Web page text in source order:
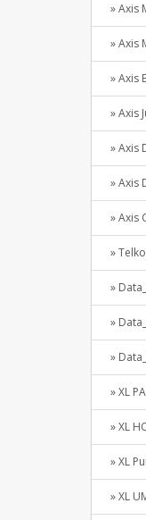
» Axis
» Axis
» Axis
» Axis
» Axis
» Axis
» Axis
»
»
»
»
» XL
» XL
» XL
» XL